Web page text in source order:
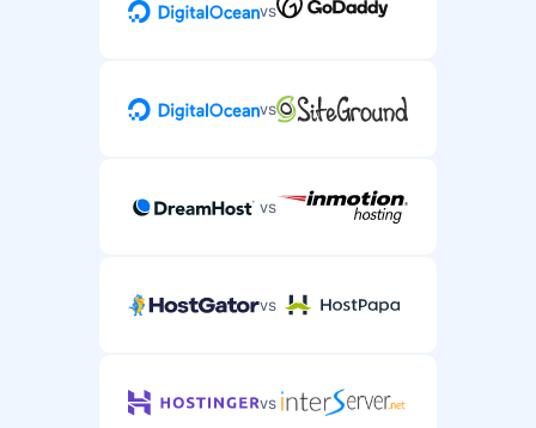
vs
vs
vs
vs
vs